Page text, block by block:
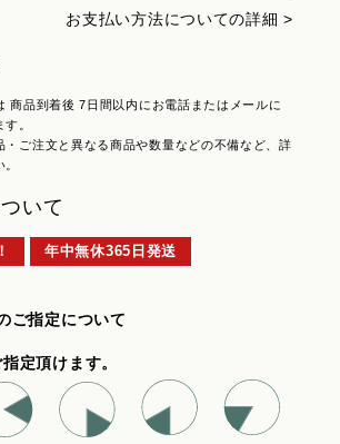
お支払い方法についての詳細 >
商品到着後 7日間以内にお電話またはメールに
。
・ご注文と異なる商品や数量などの不備など、詳
いて
年中無休365日発送
ご指定について
定頂けます。